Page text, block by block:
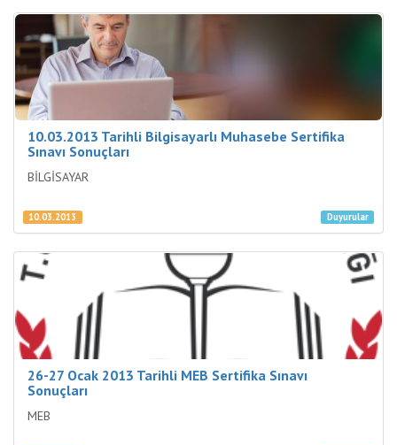
10.03.2013 Tarihli Bilgisayarlı Muhasebe Sertifika
Sınavı Sonuçları
BİLGİSAYAR
10.03.2013 Duyurular
26-27 Ocak 2013 Tarihli MEB Sertifika Sınavı
Sonuçları
MEB